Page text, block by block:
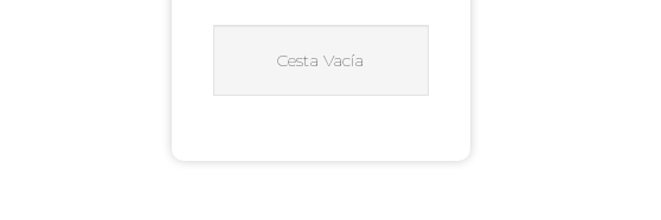
Cesta Vacía